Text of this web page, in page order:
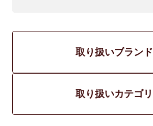
取り扱いブランド
取り扱いカテゴリ